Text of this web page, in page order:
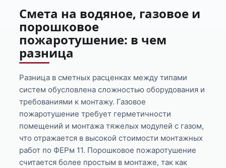
Смета на водяное, газовое и
порошковое
пожаротушение: в чем
разница
Разница в сметных расценках между типами
систем обусловлена сложностью оборудования и
требованиями к монтажу. Газовое
пожаротушение требует герметичности
помещений и монтажа тяжелых модулей с газом,
что отражается в высокой стоимости монтажных
работ по ФЕРм 11. Порошковое пожаротушение
считается более простым в монтаже, так как